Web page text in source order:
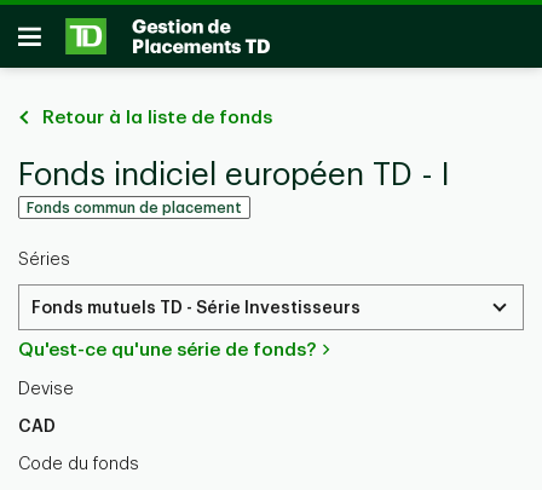
Passer au contenu principal
Ouvrir
Retour à la liste de fonds
Fonds indiciel européen TD - I
Fonds commun de placement
Séries
Fonds mutuels TD - Série Investisseurs
Qu'est-ce qu'une série de fonds?
Devise
CAD
Code du fonds